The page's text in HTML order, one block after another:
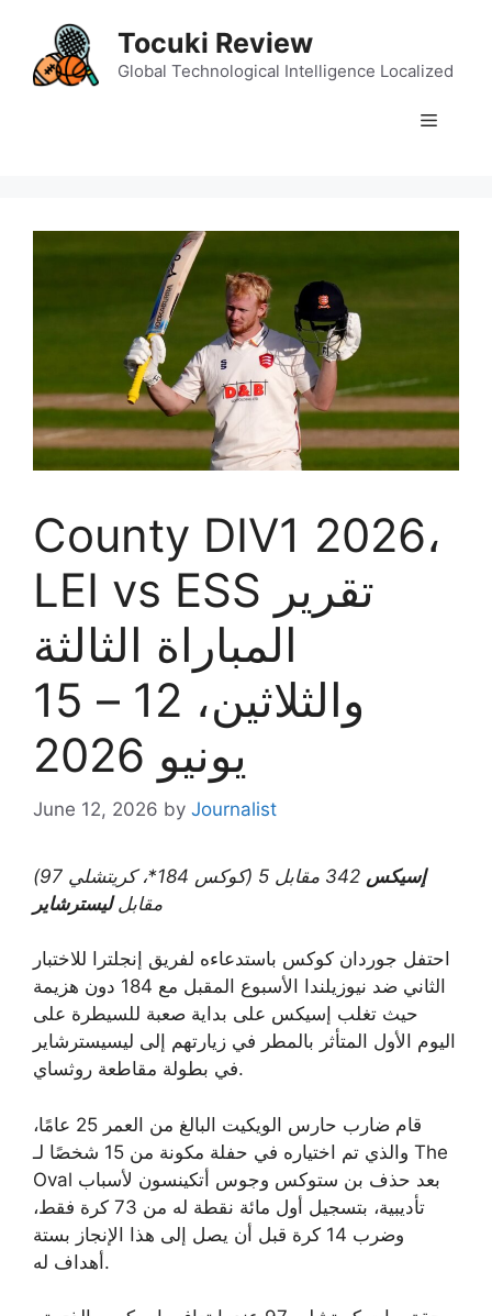
content
Tocuki Review
Global Technological Intelligence Localized
Menu
County DIV1 2026،
LEI vs ESS تقرير
المباراة الثالثة
والثلاثين، 12 – 15
يونيو 2026
June 12, 2026 by Journalist
إسيكس
342 مقابل 5 (كوكس 184*، كريتشلي 97)
مقابلليسترشاير
احتفل جوردان كوكس باستدعاءه لفريق إنجلترا للاختبار
الثاني ضد نيوزيلندا الأسبوع المقبل مع 184 دون هزيمة
حيث تغلب إسيكس على بداية صعبة للسيطرة على
اليوم الأول المتأثر بالمطر في زيارتهم إلى ليسيسترشاير
في بطولة مقاطعة روثساي.
قام ضارب حارس الويكيت البالغ من العمر 25 عامًا،
والذي تم اختياره في حفلة مكونة من 15 شخصًا لـ The
Oval بعد حذف بن ستوكس وجوس أتكينسون لأسباب
تأديبية، بتسجيل أول مائة نقطة له من 73 كرة فقط،
وضرب 14 كرة قبل أن يصل إلى هذا الإنجاز بستة
أهداف له.